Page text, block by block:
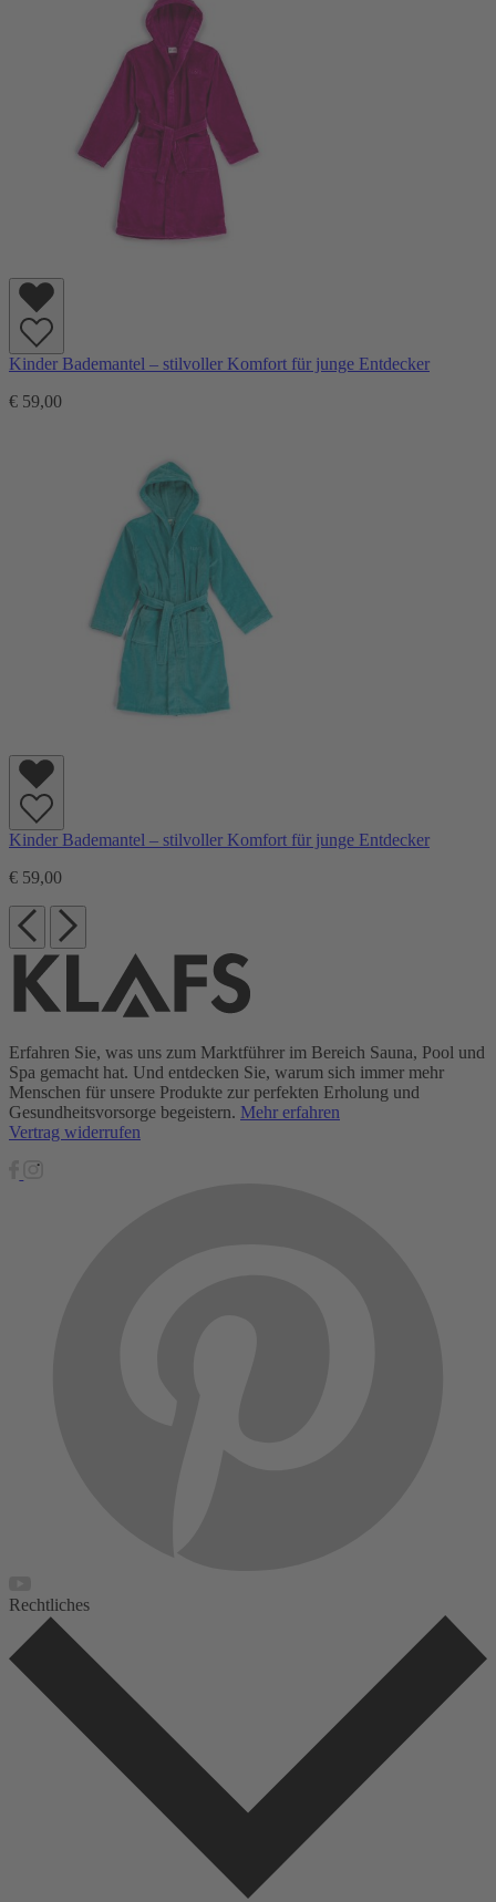
Kinder Bademantel – stilvoller Komfort für junge Entdecker
€ 59,00
Kinder Bademantel – stilvoller Komfort für junge Entdecker
€ 59,00
Erfahren Sie, was uns zum Marktführer im Bereich Sauna, Pool und
Spa gemacht hat. Und entdecken Sie, warum sich immer mehr
Menschen für unsere Produkte zur perfekten Erholung und
Gesundheitsvorsorge begeistern. Mehr erfahren
Vertrag widerrufen
Rechtliches